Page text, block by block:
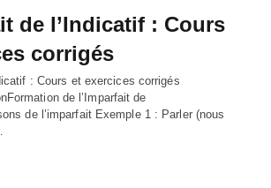
de l’Indicatif : Cours
corrigés
: Cours et exercices corrigés
de l’Imparfait de
de l’imparfait Exemple 1 : Parler (nous